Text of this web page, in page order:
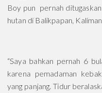
Boy pun pernah
hutan di Balikpapan,
“Saya bahkan pernah 6
karena pemadaman
yang panjang. Tidur